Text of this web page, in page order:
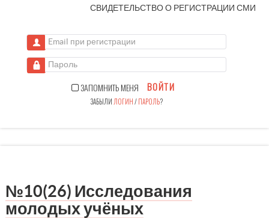
СВИДЕТЕЛЬСТВО О РЕГИСТРАЦИИСМИ
Email при регистрации
Пароль
ЗАПОМНИТЬ МЕНЯ ВОЙТИ
ЗАБЫЛИ ЛОГИН/ПАРОЛЬ?
№10(26) Исследования
молодых учёных